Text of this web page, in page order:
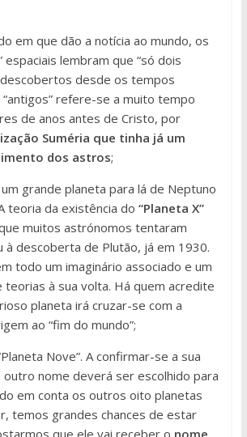
em que dão a notícia ao mundo, os
espaciais lembram que “só dois
desde os tempos
“antigos” refere-se a muito tempo
de anos antes de Cristo, por
Suméria que tinha já um
dos astros;
grande planeta para lá de Neptuno
teoria da existência do “Planeta X”
muitos astrónomos tentaram
à descoberta de Plutão, já em 1930.
todo um imaginário associado e um
à sua volta. Há quem acredite
planeta irá cruzar-se com a
ao “fim do mundo”;
Nove”. A confirmar-se a sua
nome deverá ser escolhido para
em conta os outros oito planetas
temos grandes chances de estar